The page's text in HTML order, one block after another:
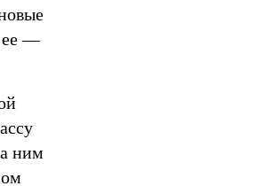
ее —
ним